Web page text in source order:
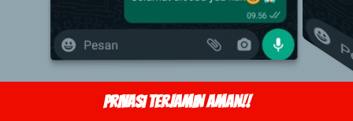
PRIVASI TERJAMIN AMAN!!